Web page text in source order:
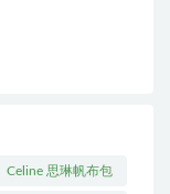
Celine 思琳帆布包